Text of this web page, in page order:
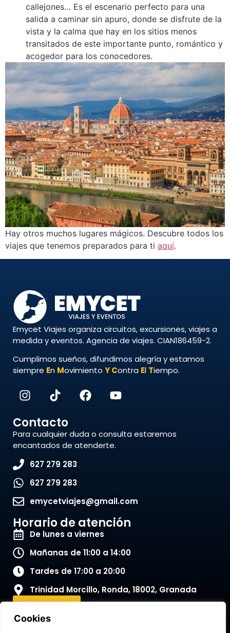
Cookies
callejones… Es el escenario perfecto para una
salida a caminar sin apuro, donde se disfrute de la
vista y la calma que hay en los sitios menos
transitados de este importante punto, romántico y
acogedor para los conocedores.
Hay otros muchos lugares mágicos. Descubre todos los
viajes que tenemos preparados para ti aquí.
Emycet Viajes organiza circuitos, excursiones, viajes a
medida y eventos. Agencia de viajes. CIAN186459-2.
Cumplimos sueños, difundimos alegría y estamos
siempre En Movimiento YContra El Tiempo.
Contacto
Para cualquier duda o consulta estaremos
encantados de atenderte.
627 279 283
627 279 283
emycetviajes@gmail.com
Horario de atención
De lunes a viernes
Mañanas de 11:00 a 14:00
Tardes de 17:00 a 20:00
Trinidad Morcillo, Ronda, 18002, Granada
Contactar